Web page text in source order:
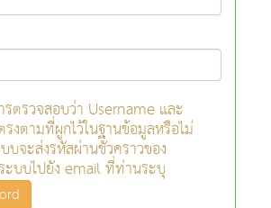
ตรวจสอบว่า Username และ
งตามที่ผูกไว้ในฐานข้อมูลหรือไม่
บจะส่งรหัสผ่านชั่วคราวของ
บบไปยัง email ที่ท่านระบุ